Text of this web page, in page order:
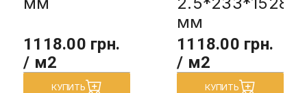
1118.00 грн.
/ м2
КУПИТЬ
мм
1118.00 грн.
/ м2
КУПИТЬ